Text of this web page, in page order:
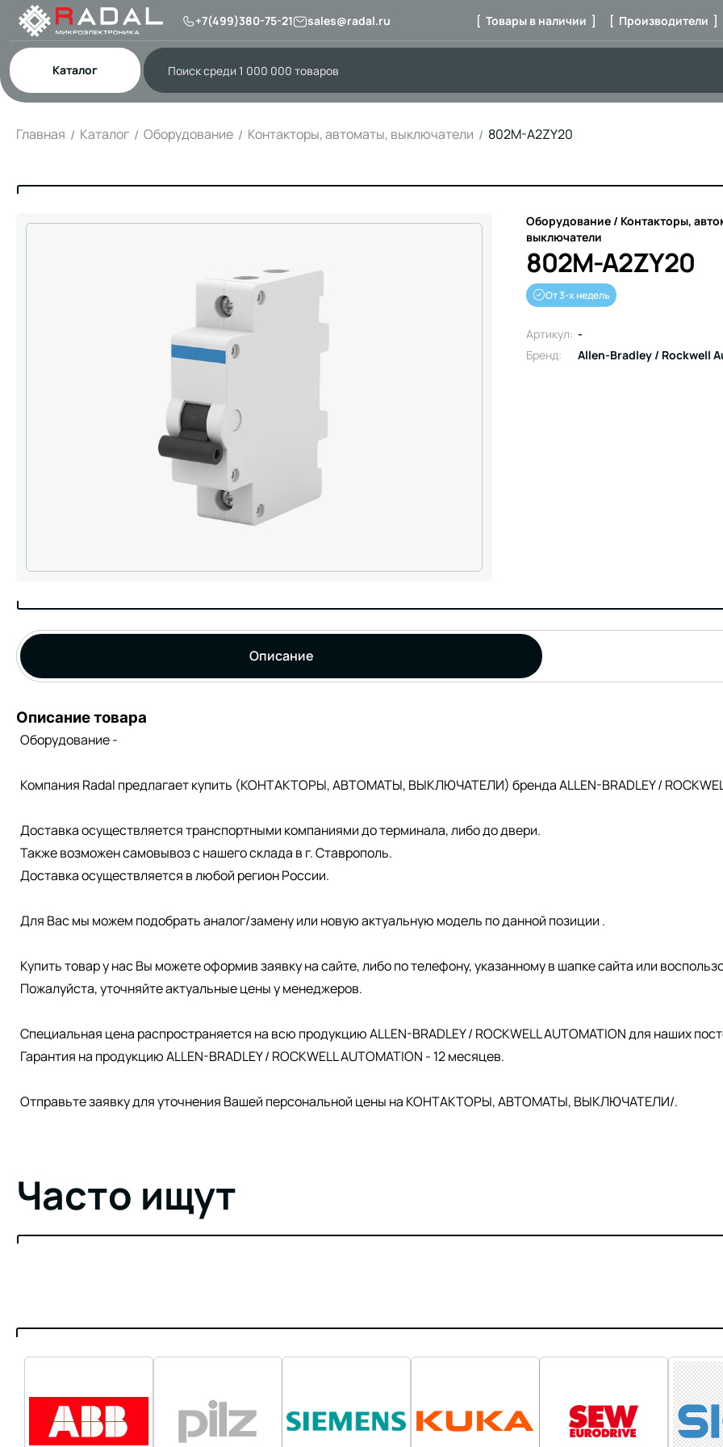
+7(499)380-75-21 sales@radal.ru [ Товары в наличии ] [ Производители ]
Каталог
Главная Каталог Оборудование Контакторы, автоматы, выключатели 802M-A2ZY20
Оборудование / Контакторы,
выключатели
802M-A2ZY20
От 3-х недель
Артикул: -
Бренд:
Allen-Bradley / Rockwell
Описание
Описание товара
Оборудование -
Компания Radal предлагает купить (КОНТАКТОРЫ, АВТОМАТЫ, ВЫКЛЮЧАТЕЛИ) бренда ALLEN-BRADLEY /
Доставка осуществляется транспортными компаниями до терминала, либо до двери.
Также возможен самовывоз с нашего склада в г. Ставрополь.
Доставка осуществляется в любой регион России.
Для Вас мы можем подобрать аналог/замену или новую актуальную модель по данной позиции .
Купить товар у нас Вы можете оформив заявку на сайте, либо по телефону, указанному в шапке сайта или
Пожалуйста, уточняйте актуальные цены у менеджеров.
Специальная цена распространяется на всю продукцию ALLEN-BRADLEY / ROCKWELL AUTOMATION для наших
Гарантия на продукцию ALLEN-BRADLEY / ROCKWELL AUTOMATION - 12 месяцев.
Отправьте заявку для уточнения Вашей персональной цены на КОНТАКТОРЫ, АВТОМАТЫ, ВЫКЛЮЧАТЕЛИ/.
Часто ищут